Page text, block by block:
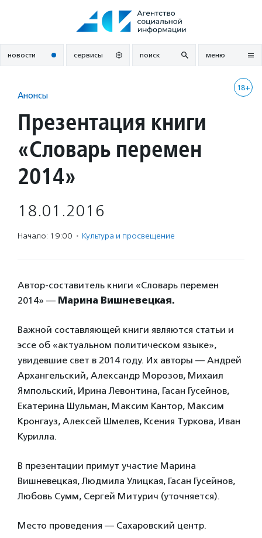
новости сервисы поиск меню
18+
Анонсы
Презентация книги
«Словарь перемен
2014»
18.01.2016
Начало: 19:00 · Культура и просвещение
Автор-составитель книги «Словарь перемен
2014» — Марина Вишневецкая.
Важной составляющей книги являются статьи и
эссе об «актуальном политическом языке»,
увидевшие свет в 2014 году. Их авторы — Андрей
Архангельский, Александр Морозов, Михаил
Ямпольский, Ирина Левонтина, Гасан Гусейнов,
Екатерина Шульман, Максим Кантор, Максим
Кронгауз, Алексей Шмелев, Ксения Туркова, Иван
Курилла.
В презентации примут участие Марина
Вишневецкая, Людмила Улицкая, Гасан Гусейнов,
Любовь Сумм, Сергей Митурич (уточняется).
Место проведения — Сахаровский центр.